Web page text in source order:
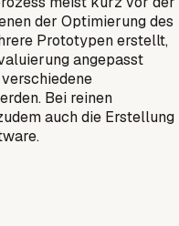
der Optimierung des
Prototypen erstellt,
angepasst
Bei reinen
auch die Erstellung